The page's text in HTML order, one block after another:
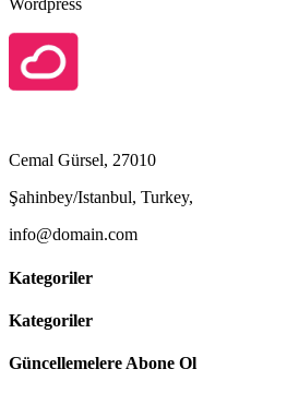
Wordpress
Cemal Gürsel, 27010
Şahinbey/Istanbul, Turkey,
info@domain.com
Kategoriler
Kategoriler
Güncellemelere Abone Ol